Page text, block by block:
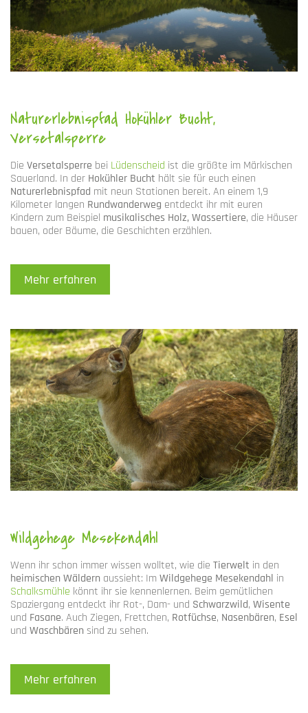
Naturerlebnispfad Hokühler Bucht,
Versetalsperre
Die Versetalsperre bei Lüdenscheid ist die größte im Märkischen
Sauerland. In der Hokühler Bucht hält sie für euch einen
Naturerlebnispfad mit neun Stationen bereit. An einem 1,9
Kilometer langen Rundwanderweg entdeckt ihr mit euren
Kindern zum Beispiel musikalisches Holz, Wassertiere, die Häuser
bauen, oder Bäume, die Geschichten erzählen.
Mehr erfahren
Wildgehege Mesekendahl
Wenn ihr schon immer wissen wolltet, wie die Tierwelt in den
heimischen Wäldern aussieht: ImWildgehege Mesekendahl in
Schalksmühle könnt ihr sie kennenlernen. Beim gemütlichen
Spaziergang entdeckt ihr Rot-, Dam- und Schwarzwild, Wisente
und Fasane. Auch Ziegen, Frettchen, Rotfüchse, Nasenbären, Esel
und Waschbären sind zu sehen.
Mehr erfahren